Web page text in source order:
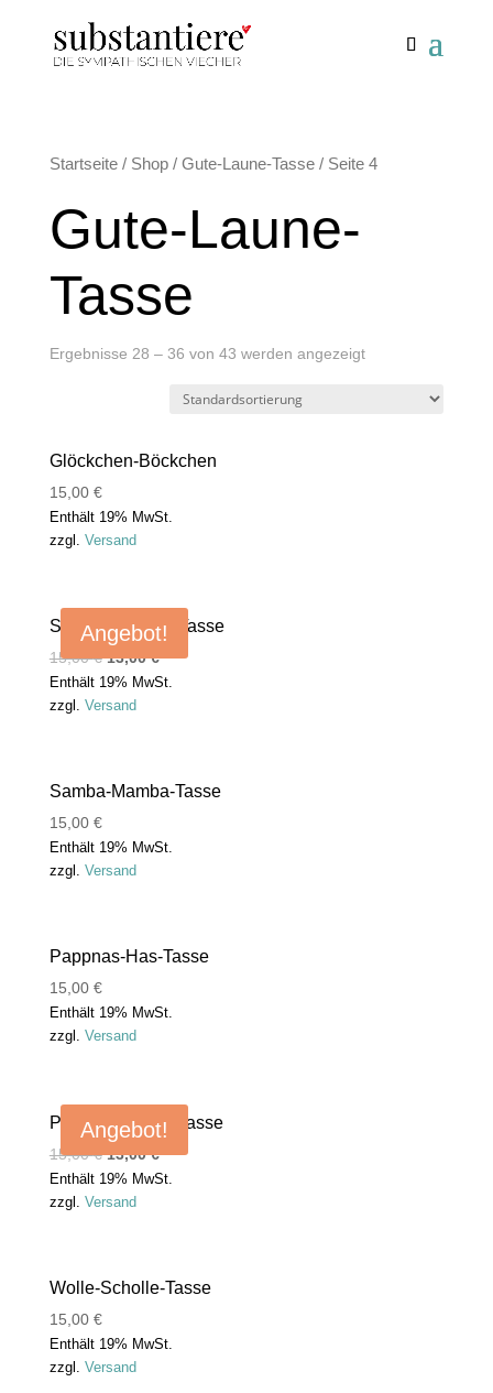
Startseite/ Shop/ Gute-Laune-Tasse/ Seite 4
Gute-Laune-
Tasse
Ergebnisse 28 – 36 von 43 werden angezeigt
Glöckchen-Böckchen
15,00 €
Enthält 19% MwSt.
zzgl. Versand
Angebot!
Schleier-Reiher-Tasse
15,00€ 13,00€
Enthält 19% MwSt.
zzgl. Versand
Samba-Mamba-Tasse
15,00 €
Enthält 19% MwSt.
zzgl. Versand
Pappnas-Has-Tasse
15,00 €
Enthält 19% MwSt.
zzgl. Versand
Angebot!
Perücke-Mücke-Tasse
15,00€ 13,00€
Enthält 19% MwSt.
zzgl. Versand
Wolle-Scholle-Tasse
15,00 €
Enthält 19% MwSt.
zzgl. Versand